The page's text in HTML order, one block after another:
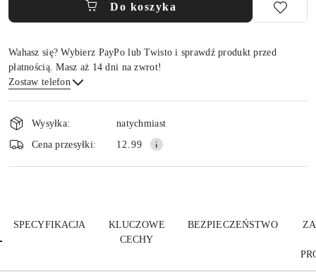
Do koszyka
Wahasz się? Wybierz PayPo lub Twisto i sprawdź produkt przed
płatnością. Masz aż 14 dni na zwrot!
Zostaw telefon
Wyślij
Dostępność
i
dostawa
Wysyłka:
natychmiast
Cena przesyłki:
12.99
SPECYFIKACJA
KLUCZOWE
CECHY
BEZPIECZEŃSTWO